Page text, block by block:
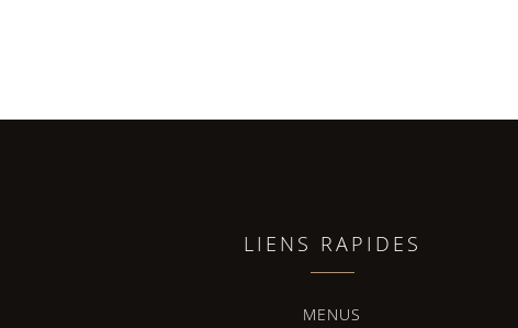
LIENS RAPIDES
MENUS